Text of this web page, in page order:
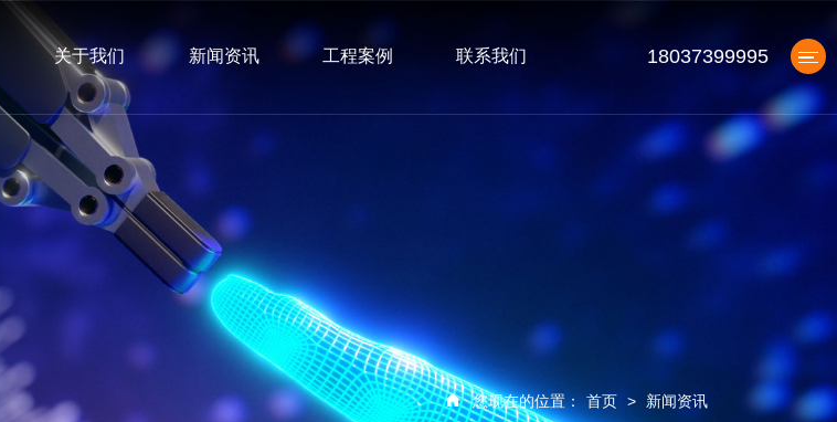
关于我们 新闻资讯 工程案例 联系我们 18037399995
产品中心
您现在的位置： 首页 > 新闻资讯